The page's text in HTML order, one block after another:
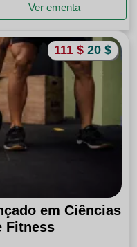
Ver ementa
em Ciências
Fitness
111 $ 20 $